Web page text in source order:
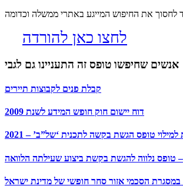
לחצו כאן להורדה
אנשים שחיפשו טופס זה התעניינו גם לגבי
קבלת פנים לקבוצות תיירים
דוח יישום חוק חופש המידע לשנת 2009
למילוי טופס הגשת בקשה לתכנית ‘של”ב’ – 2021
טופס נלווה להגשת בקשת ביצוע שעילתה הלוואה –
במסגרת הסכמי אזור סחר חופשי של מדינת ישראל